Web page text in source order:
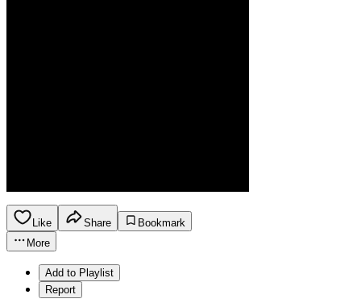
Like Share
Bookmark
More
Add to Playlist
Report